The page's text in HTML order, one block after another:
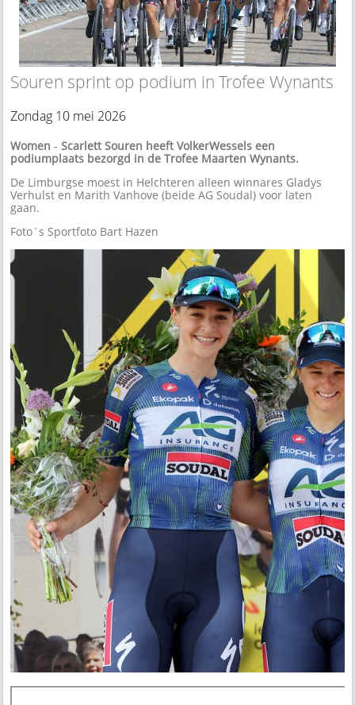
Souren sprint op podium in Trofee Wynants
Zondag 10 mei 2026
Women -Scarlett Souren heeft VolkerWessels een
podiumplaats bezorgd in de Trofee Maarten Wynants.
De Limburgse moest in Helchteren alleen winnares Gladys
Verhulst en Marith Vanhove (beide AG Soudal) voor laten
gaan.
Foto´s Sportfoto Bart Hazen